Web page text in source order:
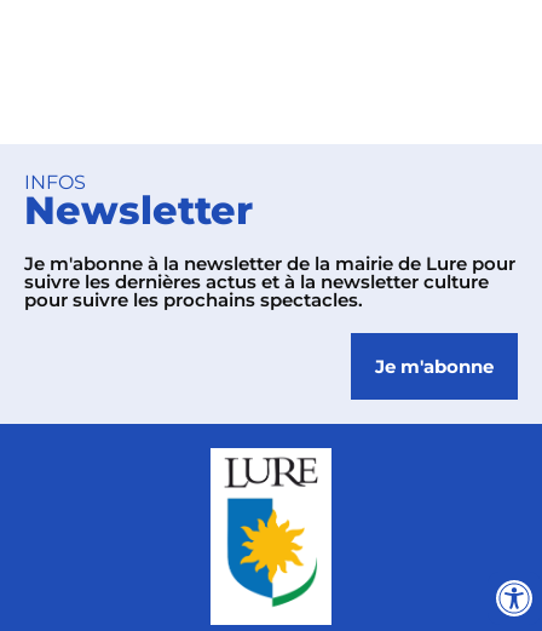
INFOS
Newsletter
Je m'abonne à la newsletter de la mairie de Lure pour
suivre les dernières actus et à la newsletter culture
pour suivre les prochains spectacles.
Je m'abonne